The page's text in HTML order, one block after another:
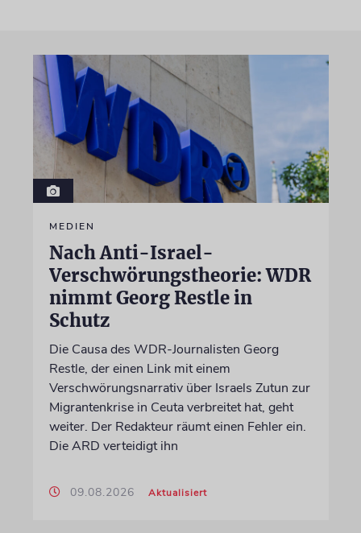
MEDIEN
Nach Anti-Israel-
Verschwörungstheorie: WDR
nimmt Georg Restle in
Schutz
Die Causa des WDR-Journalisten Georg
Restle, der einen Link mit einem
Verschwörungsnarrativ über Israels Zutun zur
Migrantenkrise in Ceuta verbreitet hat, geht
weiter. Der Redakteur räumt einen Fehler ein.
Die ARD verteidigt ihn
09.08.2026 Aktualisiert